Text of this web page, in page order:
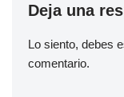
Deja una
Lo siento, debes
comentario.